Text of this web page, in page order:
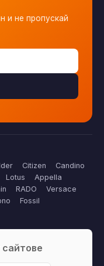
и не пропускай
Citizen
Candino
Lotus
Appella
RADO
Versace
Fossil